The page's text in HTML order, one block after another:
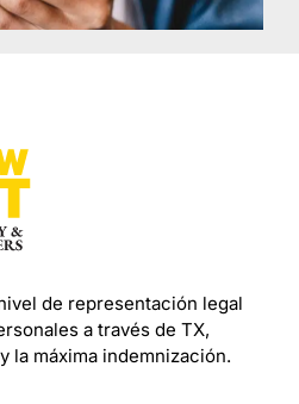
de representación legal
a través de TX,
la máxima indemnización.